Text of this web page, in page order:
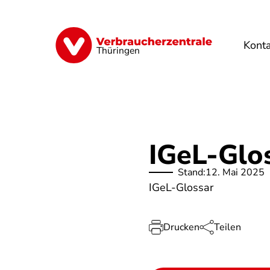
Thüringen
Finanzen Digitales Lebensmittel
IGeL-
Stand:12. Mai 2025
IGeL-Glossar
Drucken Teilen